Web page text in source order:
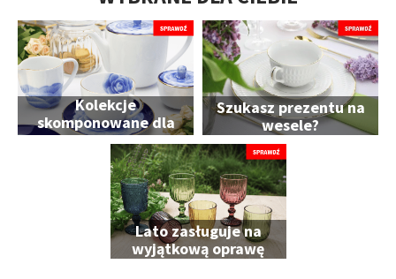
Kolekcje
skomponowane dla
Ciebie
Szukasz prezentu na
wesele?
Lato zasługuje na
wyjątkową oprawę